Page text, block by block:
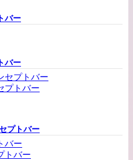
バー
バー
セプトバー
プトバー
プトバー
バー
トバー